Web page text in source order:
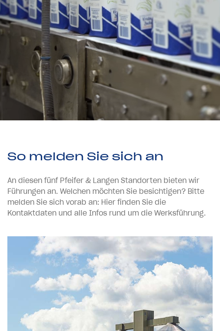
So melden Sie sich an
An diesen fünf Pfeifer & Langen Standorten bieten wir
Führungen an. Welchen möchten Sie besichtigen? Bitte
melden Sie sich vorab an: Hier finden Sie die
Kontaktdaten und alle Infos rund um die Werksführung.